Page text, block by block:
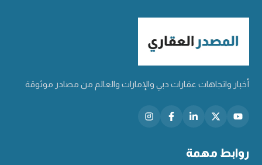
أخبار واتجاهات عقارات دبي والإمارات والعالم من مصادر موثوقة
روابط مهمة